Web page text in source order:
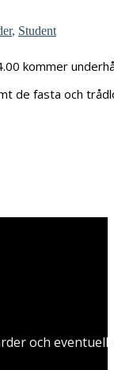
, Student
kommer
de fasta och
och